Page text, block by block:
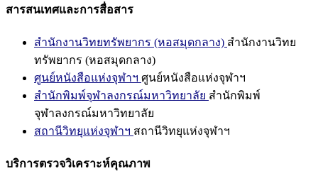
สารสนเทศและการสื่อสาร
สำนักงานวิทยทรัพยากร (หอสมุดกลาง) สำนักงานวิทย
ทรัพยากร (หอสมุดกลาง)
ศูนย์หนังสือแห่งจุฬาฯ ศูนย์หนังสือแห่งจุฬาฯ
สำนักพิมพ์จุฬาลงกรณ์มหาวิทยาลัย สำนักพิมพ์
จุฬาลงกรณ์มหาวิทยาลัย
สถานีวิทยุแห่งจุฬาฯ สถานีวิทยุแห่งจุฬาฯ
บริการตรวจวิเคราะห์คุณภาพ